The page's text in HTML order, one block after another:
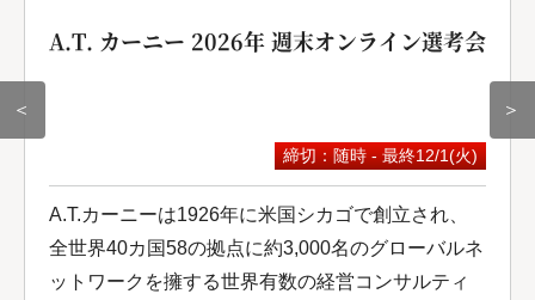
＜
A.T. カーニー 2026年 週末オンライン選考会
締切：随時 - 最終12/1(火)
A.T.カーニーは1926年に米国シカゴで創立され、
全世界40カ国58の拠点に約3,000名のグローバルネ
ットワークを擁する世界有数の経営コンサルティ
＞